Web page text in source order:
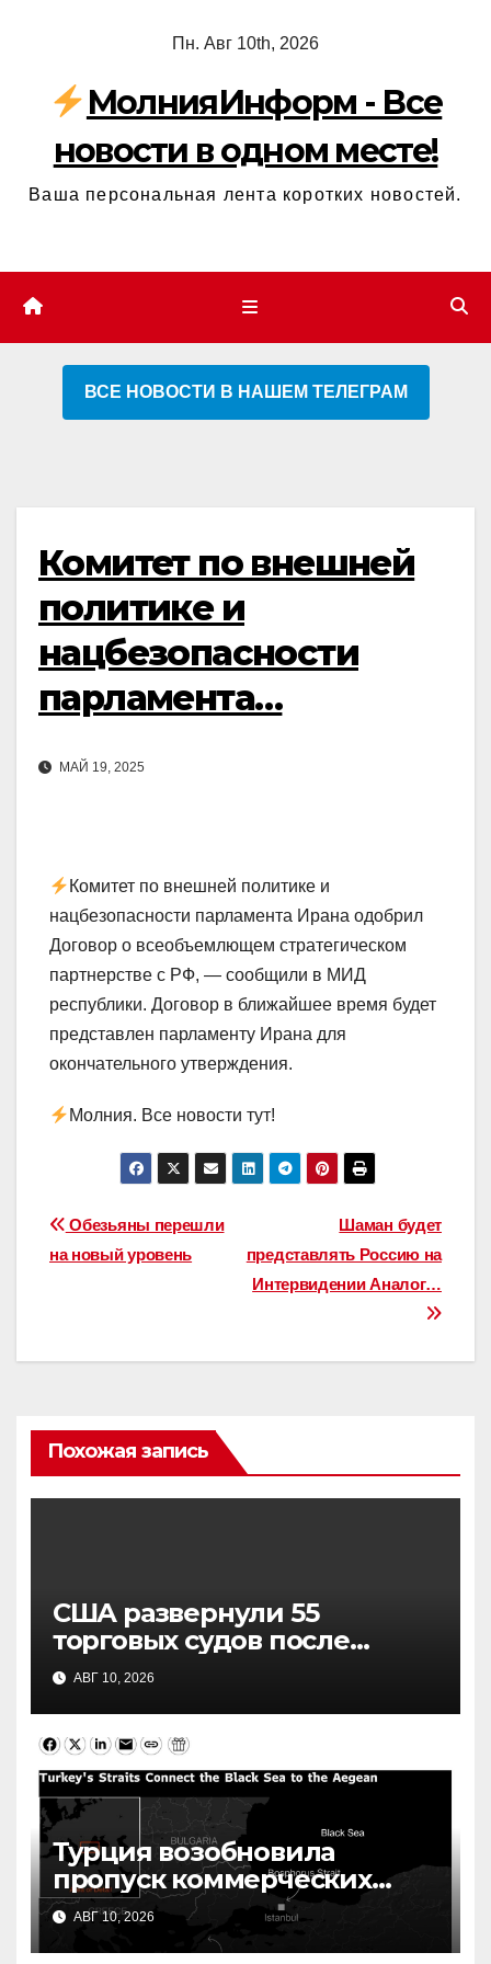
содержимому
Пн. Авг 10th, 2026
МолнияИнформ - Все
новости в одном месте!
Ваша персональная лента коротких новостей.
ВСЕ НОВОСТИ В НАШЕМ ТЕЛЕГРАМ
Комитет по внешней
политике и
нацбезопасности
парламента…
МАЙ 19, 2025
Комитет по внешней политике и
нацбезопасности парламента Ирана одобрил
Договор о всеобъемлющем стратегическом
партнерстве с РФ, — сообщили в МИД
республики. Договор в ближайшее время будет
представлен парламенту Ирана для
окончательного утверждения.
Молния. Все новости тут!
Навигация
по
Шаман будет
представлять Россию на
Интервидении Аналог…
Обезьяны перешли
на новый уровень
Похожая запись
США развернули 55
торговых судов после
возобновления блокады
Ирана: что это значит
АВГ 10, 2026
Турция возобновила
пропуск коммерческих
судов в Черное море: что
это значит для судоходства
АВГ 10, 2026